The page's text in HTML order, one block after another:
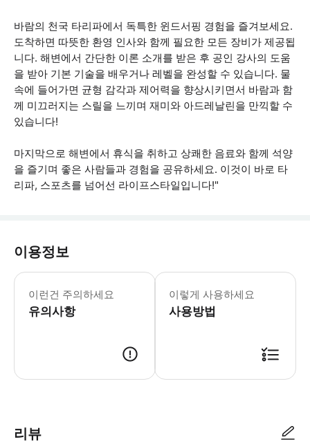
바람의 천국 타리파에서 독특한 윈드서핑 경험을 즐겨보세요.
도착하면 따뜻한 환영 인사와 함께 필요한 모든 장비가 제공됩
니다. 해변에서 간단한 이론 소개를 받은 후 공인 강사의 도움
을 받아 기본 기술을 배우거나 레벨을 완성할 수 있습니다. 물
속에 들어가면 균형 감각과 제어력을 향상시키면서 바람과 함
께 미끄러지는 스릴을 느끼며 재미와 아드레날린을 만끽할 수
있습니다!
마지막으로 해변에서 휴식을 취하고 상쾌한 음료와 함께 석양
을 즐기며 좋은 사람들과 경험을 공유하세요. 이것이 바로 타
리파, 스포츠를 넘어선 라이프스타일입니다!"
이용정보
이런건 주의하세요
유의사항
* 소요시간 : 120분 (옵션에 따라 소요
이렇게 사용하세요
사용방법
리뷰